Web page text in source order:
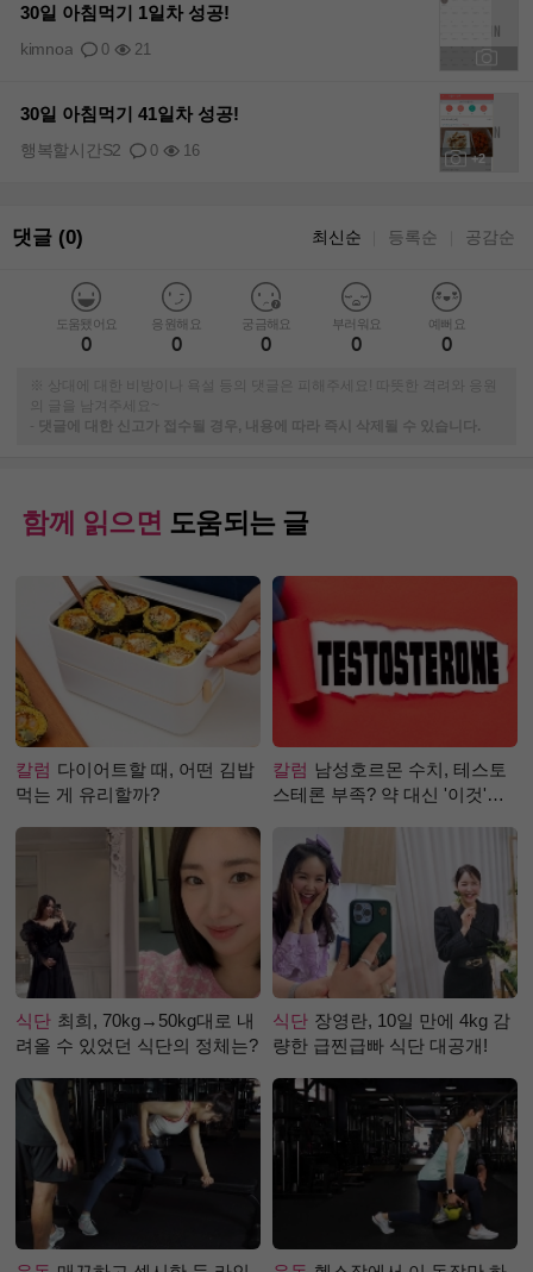
30일 아침먹기 1일차 성공!
0 21
kimnoa
+2
30일 아침먹기 41일차 성공!
0 16
행복할시간S2
댓글 (0) 최신순 등록순 공감순
도움됐어요
0
응원해요
0
궁금해요
0
부러워요
0
예뻐요
0
※ 상대에 대한 비방이나 욕설 등의 댓글은 피해주세요! 따뜻한 격려와 응원
의 글을 남겨주세요~
-
댓글에 대한 신고가 접수될 경우, 내용에 따라 즉시 삭제될 수 있습니다.
함께 읽으면 도움되는 글
칼럼 다이어트할 때, 어떤 김밥
먹는 게 유리할까?
칼럼 남성호르몬 수치, 테스토
스테론 부족? 약 대신 '이것'으
식단 최희, 70kg→50kg대로 내
려올 수 있었던 식단의 정체는?
식단 장영란, 10일 만에 4kg 감
량한 급찐급빠 식단 대공개!